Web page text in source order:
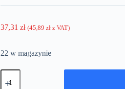
37,31 zł (45,89 złz VAT)
22 w magazynie
ilość
Stopka